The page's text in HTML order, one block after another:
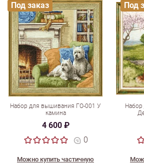
Набор для вышивания ГО-001 У
камина
4 600 ₽
0
Можно купить частичную
Под заказ Под